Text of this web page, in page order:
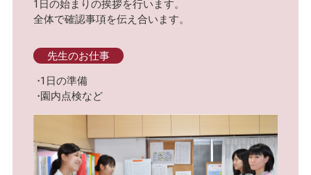
1日の始まりの挨拶を行います。
全体で確認事項を伝え合います。
先生のお仕事
1日の準備
園内点検など